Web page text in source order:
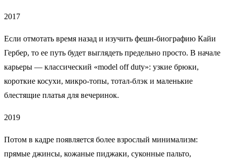
2017
Если отмотать время назад и изучить фешн-биографию Кайи
Гербер, то ее путь будет выглядеть предельно просто. В начале
карьеры — классический «model off duty»: узкие брюки,
короткие косухи, микро-топы, тотал-блэк и маленькие
блестящие платья для вечеринок.
2019
Потом в кадре появляется более взрослый минимализм:
прямые джинсы, кожаные пиджаки, суконные пальто,